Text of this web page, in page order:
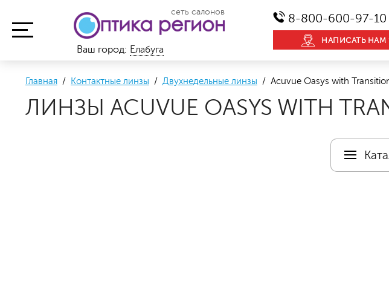
сеть салонов 8-800-600-97-10
НАПИСАТЬ НАМ
Ваш город: Елабуга
Главная / Контактные линзы / Двухнедельные линзы / Acuvue Oasys with
ЛИНЗЫ ACUVUE OASYS WITH